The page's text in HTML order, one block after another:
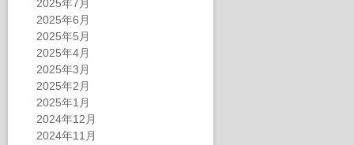
2025年7月
2025年6月
2025年5月
2025年4月
2025年3月
2025年2月
2025年1月
2024年12月
2024年11月